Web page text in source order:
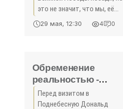
это не значит, что мы, её
наследники, потомки героев,
можем забыть о тех, кому
данном случае забыть
29 мая, 12:30 4 0
Обременение
реальностью -
«Политика Крыма»
Перед визитом в
Поднебесную Дональд